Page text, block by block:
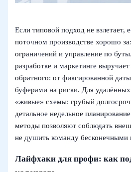
Если типовой подход не взлетает,
поточном производстве хорошо
ограничений и управление по
разработке и маркетинге
обратного: от фиксированной даты
буферами на риски. Для
«живые» схемы: грубый
детальное недельное
методы позволяют соблюдать
не душить команду бесконечными
Лайфхаки для профи: как